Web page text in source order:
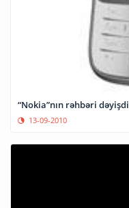
“Nokia”nın rəhbəri dəyişdi
13-09-2010